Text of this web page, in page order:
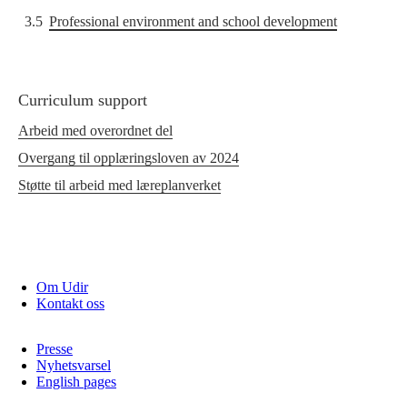
3.5 Professional environment and school development
Curriculum support
Arbeid med overordnet del
Overgang til opplæringsloven av 2024
Støtte til arbeid med læreplanverket
Om Udir
Kontakt oss
Presse
Nyhetsvarsel
English pages